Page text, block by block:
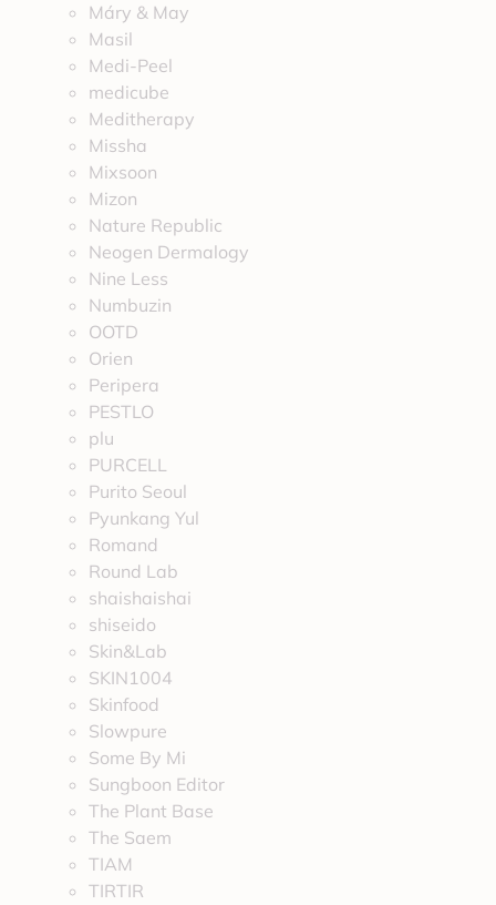
Máry & May
Masil
Medi-Peel
medicube
Meditherapy
Missha
Mixsoon
Mizon
Nature Republic
Neogen Dermalogy
Nine Less
Numbuzin
OOTD
Orien
Peripera
PESTLO
plu
PURCELL
Purito Seoul
Pyunkang Yul
Romand
Round Lab
shaishaishai
shiseido
Skin&Lab
SKIN1004
Skinfood
Slowpure
Some By Mi
Sungboon Editor
The Plant Base
The Saem
TIAM
TIRTIR